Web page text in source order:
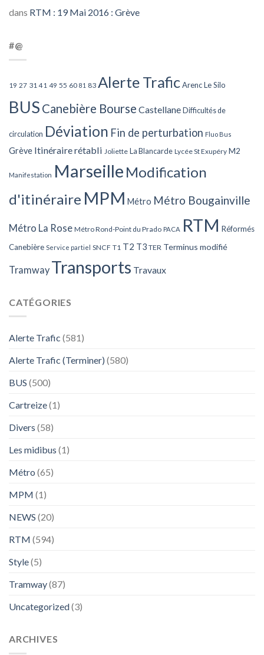
dans RTM : 19 Mai 2016 : Grève
#@
19 27 31 41 49 55 60 81 83 Alerte TraficArenc Le Silo
BUS Canebière Bourse Castellane Difficultés de
circulation Déviation Fin de perturbation Fluo Bus
Grève Itinéraire rétabli Joliette La Blancarde Lycée St Exupéry M2
Manifestation Marseille Modification
d'itinéraire MPM Métro Métro Bougainville
Métro La Rose Métro Rond-Point du Prado PACA RTM Réformés
Canebière Service partiel SNCF T1 T2 T3 TER Terminus modifié
Tramway Transports Travaux
CATÉGORIES
Alerte Trafic (581)
Alerte Trafic (Terminer) (580)
BUS (500)
Cartreize(1)
Divers (58)
Les midibus (1)
Métro (65)
MPM (1)
NEWS (20)
RTM (594)
Style(5)
Tramway(87)
Uncategorized(3)
ARCHIVES